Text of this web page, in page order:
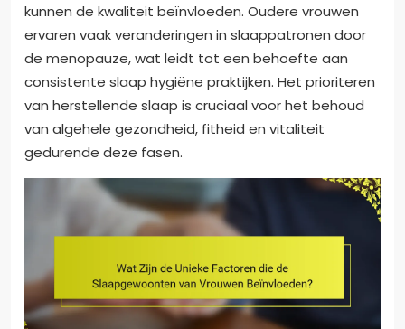
kunnen de kwaliteit beïnvloeden. Oudere vrouwen
ervaren vaak veranderingen in slaappatronen door
de menopauze, wat leidt tot een behoefte aan
consistente slaap hygiëne praktijken. Het prioriteren
van herstellende slaap is cruciaal voor het behoud
van algehele gezondheid, fitheid en vitaliteit
gedurende deze fasen.